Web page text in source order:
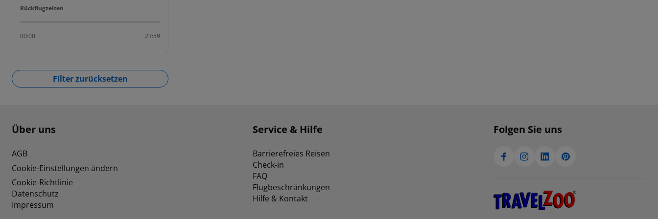
Rückflugzeiten
Rückflugzeiten
00:00 23:59
Filter zurücksetzen
Footer navigation
Über uns
AGB
Cookie-Einstellungen ändern
Cookie-Richtlinie
Datenschutz
Impressum
Service & Hilfe
Barrierefreies Reisen
Check-in
FAQ
Flugbeschränkungen
Hilfe & Kontakt
Folgen Sie uns